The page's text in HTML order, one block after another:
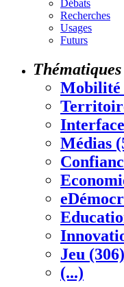
Débats
Recherches
Usages
Futurs
Thématiques
Mobilité
Médias
Jeu (306)
(...)